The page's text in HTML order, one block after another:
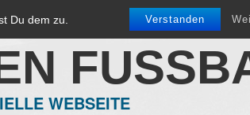
Du dem zu. Verstanden
WEBSEITE